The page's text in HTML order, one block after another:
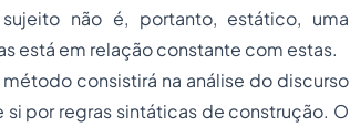
não é, portanto, estático, uma
está em relação constante com estas.
consistirá na análise do discurso
por regras sintáticas de construção. O